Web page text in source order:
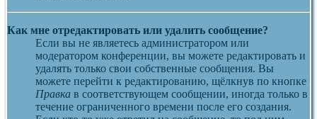
Как мне отредактировать или удалить сообщение?
Если вы не являетесь администратором или
модератором конференции, вы можете редактировать и
удалять только свои собственные сообщения. Вы
можете перейти к редактированию, щёлкнув по кнопке
Правка в соответствующем сообщении, иногда только в
течение ограниченного времени после его создания.